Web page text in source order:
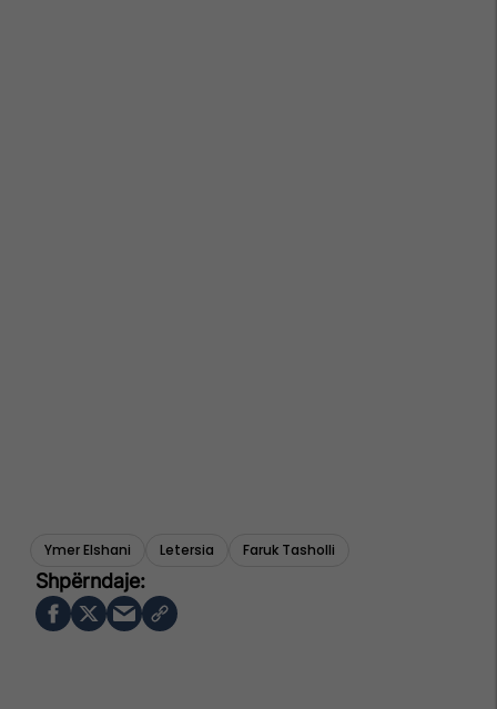
Ymer Elshani Letersia Faruk Tasholli